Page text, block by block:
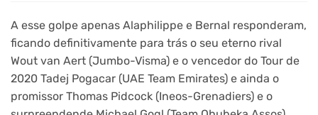
A esse golpe apenas Alaphilippe e Bernal responderam,
ficando definitivamente para trás o seu eterno rival
Wout van Aert (Jumbo-Visma) e o vencedor do Tour de
2020 Tadej Pogacar (UAE Team Emirates) e ainda o
promissor Thomas Pidcock (Ineos-Grenadiers) e o